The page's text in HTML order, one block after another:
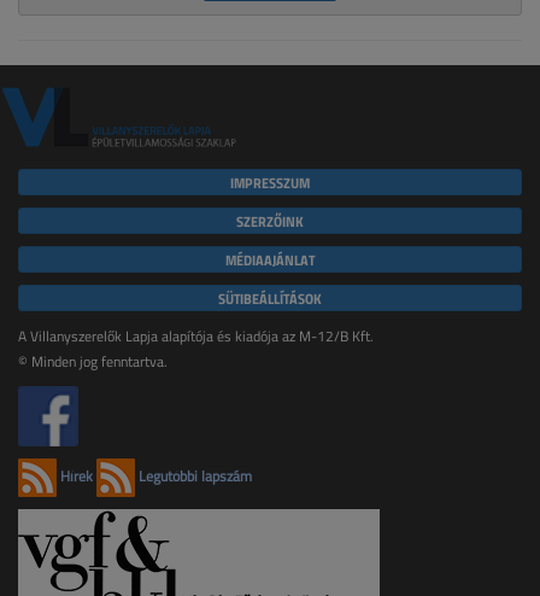
IMPRESSZUM
SZERZŐINK
MÉDIAAJÁNLAT
SÜTIBEÁLLÍTÁSOK
A Villanyszerelők Lapja alapítója és kiadója az M-12/B Kft.
© Minden jog fenntartva.
Hírek Legutóbbi lapszám